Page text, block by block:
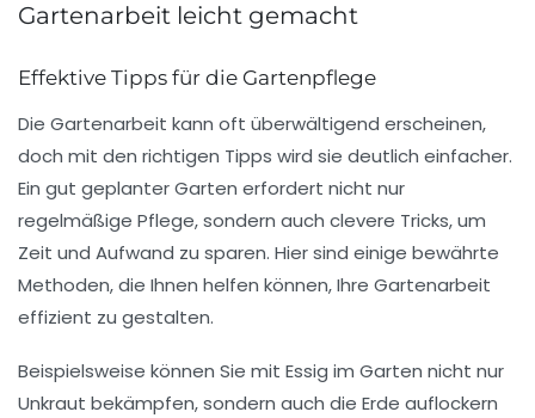
Gartenarbeit leicht gemacht
Effektive Tipps für die Gartenpflege
Die Gartenarbeit kann oft überwältigend erscheinen,
doch mit den richtigen Tipps wird sie deutlich einfacher.
Ein gut geplanter Garten erfordert nicht nur
regelmäßige Pflege, sondern auch clevere Tricks, um
Zeit und Aufwand zu sparen. Hier sind einige bewährte
Methoden, die Ihnen helfen können, Ihre Gartenarbeit
effizient zu gestalten.
Beispielsweise können Sie mit Essig im Garten nicht nur
Unkraut bekämpfen, sondern auch die Erde auflockern